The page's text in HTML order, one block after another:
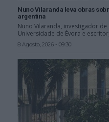
Nuno Vilaranda leva obras
argentina
Nuno Vilaranda, investigador
Universidade de Évora e
8 Agosto, 2026 - 09:30